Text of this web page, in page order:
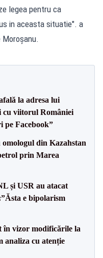
legea pentru ca
in aceasta situatie". a
la adresa lui
cu viitorul României
pe Facebook”
din Kazahstan
prin Marea
și USR au atacat
e bipolarism
în vizor modificările la
analiza cu atenție